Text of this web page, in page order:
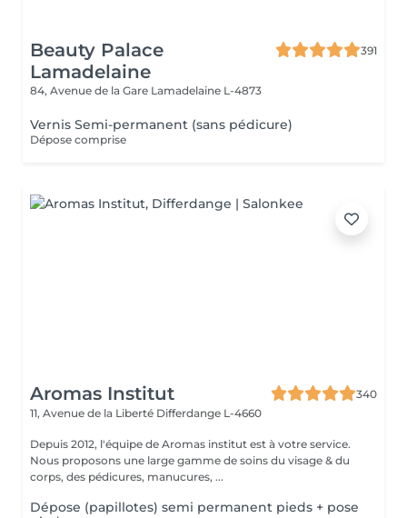
Beauty Palace
Lamadelaine
391
84, Avenue de la Gare Lamadelaine L-4873
Vernis Semi-permanent (sans pédicure)
Dépose comprise
Aromas Institut
340
11, Avenue de la Liberté Differdange L-4660
Depuis 2012, l'équipe de Aromas institut est à votre service.
Nous proposons une large gamme de soins du visage & du
corps, des pédicures, manucures, ...
Dépose (papillotes) semi permanent pieds + pose